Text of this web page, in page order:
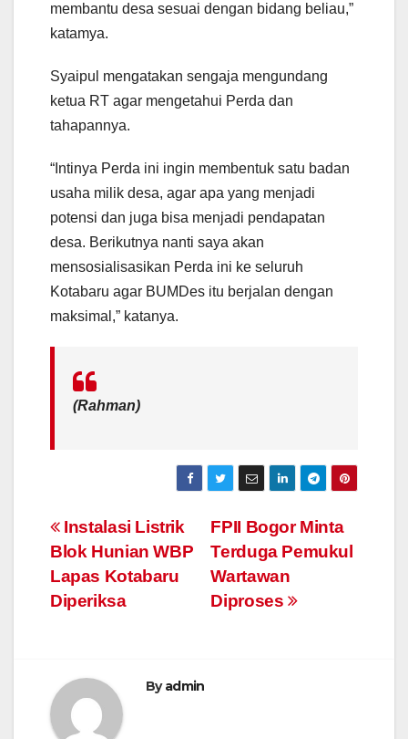
membantu desa sesuai dengan bidang beliau,”
katamya.
Syaipul mengatakan sengaja mengundang
ketua RT agar mengetahui Perda dan
tahapannya.
“Intinya Perda ini ingin membentuk satu badan
usaha milik desa, agar apa yang menjadi
potensi dan juga bisa menjadi pendapatan
desa. Berikutnya nanti saya akan
mensosialisasikan Perda ini ke seluruh
Kotabaru agar BUMDes itu berjalan dengan
maksimal,” katanya.
(Rahman)
Post
navigation
FPII Bogor Minta
Terduga Pemukul
Wartawan
Diproses
Instalasi Listrik
Blok Hunian WBP
Lapas Kotabaru
Diperiksa
Byadmin